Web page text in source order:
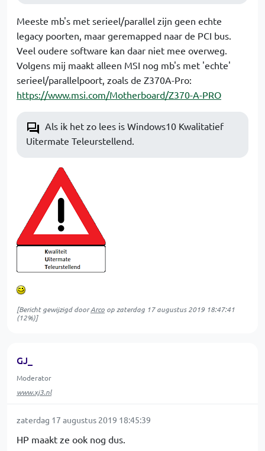
Meeste mb's met serieel/parallel zijn geen echte
legacy poorten, maar geremapped naar de PCI bus.
Veel oudere software kan daar niet mee overweg.
Volgens mij maakt alleen MSI nog mb's met 'echte'
serieel/parallelpoort, zoals de Z370A-Pro:
https://www.msi.com/Motherboard/Z370-A-PRO
Als ik het zo lees is Windows10 Kwalitatief
Uitermate Teleurstellend.
[Bericht gewijzigd doorArco op zaterdag 17 augustus 2019 18:47:41
(12%)]
GJ_
Moderator
www.xj3.nl
zaterdag 17 augustus 2019 18:45:39
HP maakt ze ook nog dus.